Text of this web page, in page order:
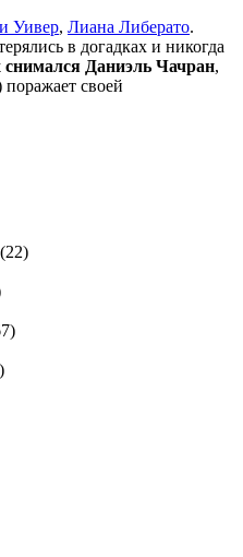
Уивер, Лиана Либерато.
в догадках и никогда
Даниэль Чачран,
своей
(22)